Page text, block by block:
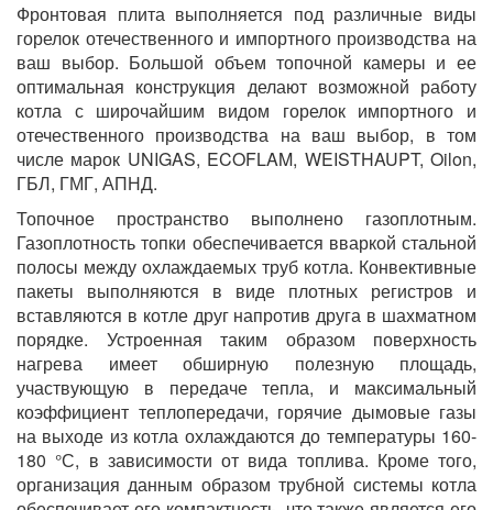
Фронтовая плита выполняется под различные виды
горелок отечественного и импортного производства на
ваш выбор. Большой объем топочной камеры и ее
оптимальная конструкция делают возможной работу
котла с широчайшим видом горелок импортного и
отечественного производства на ваш выбор, в том
числе марок UNIGAS, ECOFLAM, WEISTHAUPT, Oilon,
ГБЛ, ГМГ, АПНД.
Топочное пространство выполнено газоплотным.
Газоплотность топки обеспечивается вваркой стальной
полосы между охлаждаемых труб котла. Конвективные
пакеты выполняются в виде плотных регистров и
вставляются в котле друг напротив друга в шахматном
порядке. Устроенная таким образом поверхность
нагрева имеет обширную полезную площадь,
участвующую в передаче тепла, и максимальный
коэффициент теплопередачи, горячие дымовые газы
на выходе из котла охлаждаются до температуры 160-
180 °С, в зависимости от вида топлива. Кроме того,
организация данным образом трубной системы котла